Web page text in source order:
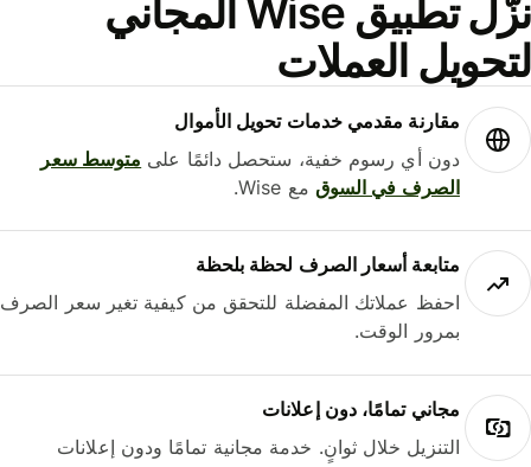
نزّل تطبيق Wise المجاني
العملات
مقارنة مقدمي خدمات تحويل الأموال
دون أي رسوم خفية، ستحصل دائمًا علىمتوسط ​​سعر
الصرف في السوقمع Wise.
متابعة أسعار الصرف لحظة بلحظة
احفظ عملاتك المفضلة للتحقق من كيفية تغير سعر الصرف
بمرور الوقت.
مجاني تمامًا، دون إعلانات
التنزيل خلال ثوانٍ. خدمة مجانية تمامًا ودون إعلانات